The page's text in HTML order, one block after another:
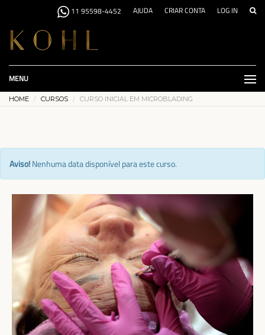
11 95598-4452 AJUDA CRIAR CONTA LOG IN
MENU
HOME CURSOS CURSO INICIAL EM MICROBLADING
Aviso!Nenhuma data disponível para este curso.